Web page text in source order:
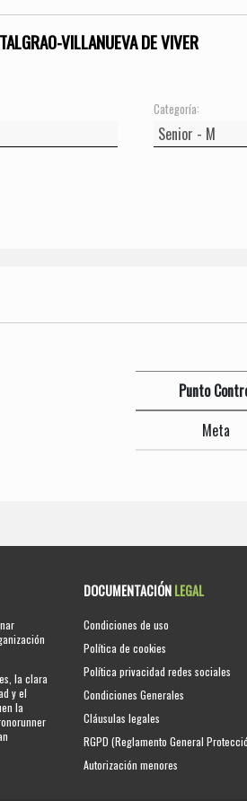
VILLANUEVA DE VIVER
Categoría:
Punto
Meta
la clara
y el
la
DOCUMENTACIÓNLEGAL
Condiciones de uso
Política de cookies
Política privacidad redes sociales
Condiciones Generales
Cláusulas legales
RGPD (Reglamento General
Autorización menores